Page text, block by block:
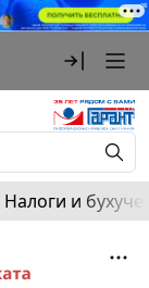
Налоги и